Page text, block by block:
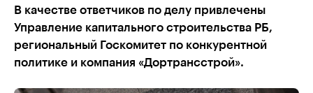
В качестве ответчиков по делу привлечены
Управление капитального строительства РБ,
региональный Госкомитет по конкурентной
политике и компания «Дортрансстрой».